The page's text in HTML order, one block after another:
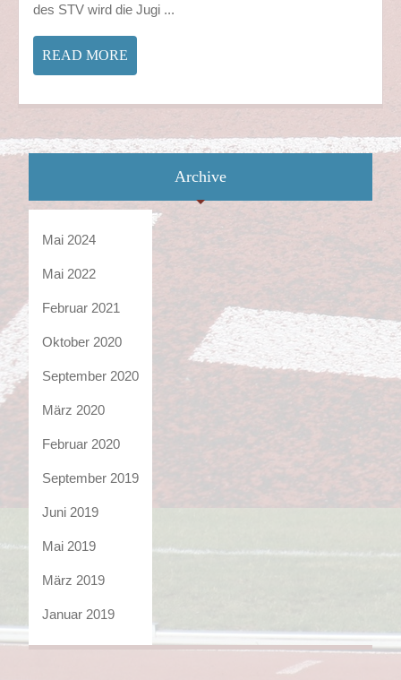
des STV wird die Jugi ...
READ MORE
MORE
Archive
Mai 2024
Mai 2022
Februar 2021
Oktober 2020
September 2020
März 2020
Februar 2020
September 2019
Juni 2019
Mai 2019
März 2019
Januar 2019